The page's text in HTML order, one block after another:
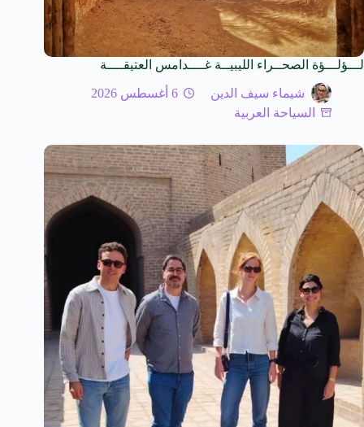
لـــؤلـــؤة الصحــراء الليبيــة غــــدامس العتيقــــة
شيماء سيف الدين
6 أغسطس 2026
السياحة العربية